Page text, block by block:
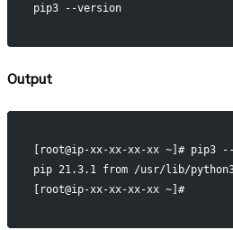
pip3 --version
Output
[root@ip-xx-xx-xx-xx ~]# pip3
pip 21.3.1 from /usr/lib/
[root@ip-xx-xx-xx-xx ~]#